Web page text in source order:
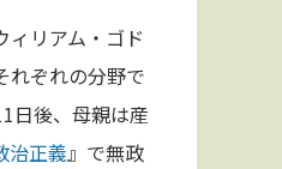
ィリアム・ゴド
れぞれの分野で
日後、母親は産
治正義』で無政